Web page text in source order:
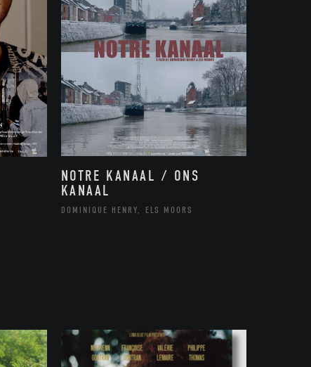
NOTRE KANAAL / ONS
KANAAL
DOMINIQUE HENRY, ELS MOORS